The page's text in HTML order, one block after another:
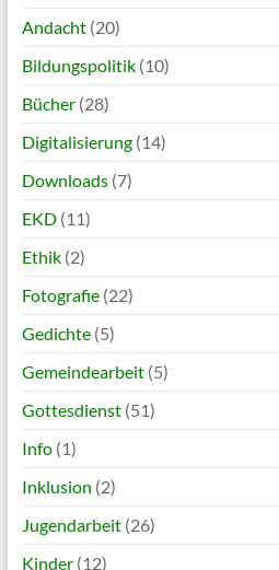
Andacht(20)
Bildungspolitik(10)
Bücher(28)
Digitalisierung(14)
Downloads(7)
EKD(11)
Ethik(2)
Fotografie(22)
Gedichte(5)
Gemeindearbeit(5)
Gottesdienst(51)
Info(1)
Inklusion (2)
Jugendarbeit(26)
Kinder(12)